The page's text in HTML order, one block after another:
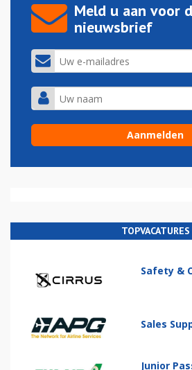
Meld u aan voor
nieuwsbrief
TOPVACATURES
Safety &
Sales
Junior